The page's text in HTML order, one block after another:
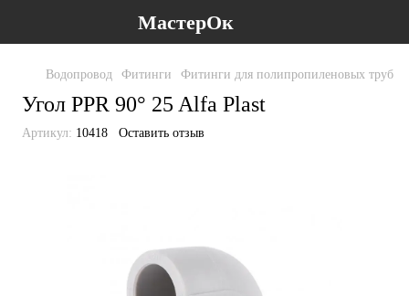
МастерОк
Водопровод Фитинги Фитинги для полипропиленовых труб
Угол PPR 90° 25 Alfa Plast
Артикул: 10418 Оставить отзыв